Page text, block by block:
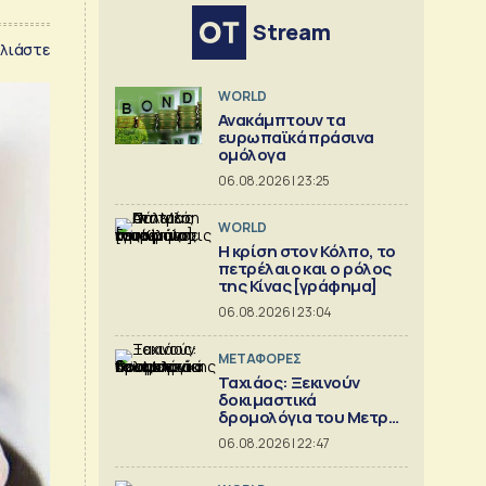
Stream
WORLD
Ανακάμπτουν τα
ευρωπαϊκά πράσινα
ομόλογα
06.08.2026 | 23:25
WORLD
Η κρίση στoν Κόλπο, το
πετρέλαιο και ο ρόλος
της Κίνας [γράφημα]
06.08.2026 | 23:04
ΜΕΤΑΦΟΡΕΣ
Ταχιάος: Ξεκινούν
δοκιμαστικά
δρομολόγια του Μετρό
Θεσσαλονίκης προς
Καλαμαριά
06.08.2026 | 22:47